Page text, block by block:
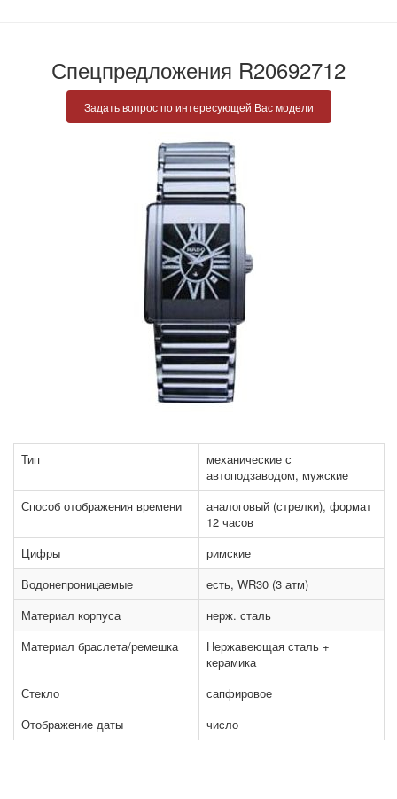
Спецпредложения R20692712
Задать вопрос по интересующей Вас модели
Тип
механические с
автоподзаводом, мужские
Способ отображения времени
аналоговый (стрелки), формат
12 часов
Цифры
римские
Водонепроницаемые
есть, WR30 (3 атм)
Материал корпуса
нерж. сталь
Материал браслета/ремешка
Нержавеющая сталь +
керамика
Стекло
сапфировое
Отображение даты
число